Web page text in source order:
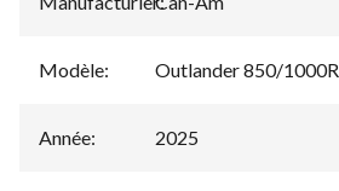
Modèle: Outlander 850/1000R
Année: 2025